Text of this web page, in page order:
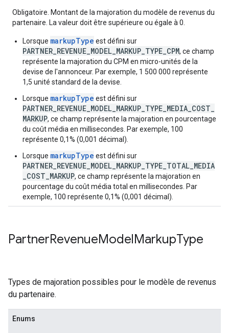
Obligatoire. Montant de la majoration du modèle de revenus du
partenaire. La valeur doit être supérieure ou égale à 0.
Lorsque markupType est défini sur
PARTNER_REVENUE_MODEL_MARKUP_TYPE_CPM, ce champ
représente la majoration du CPM en micro-unités de la
devise de l'annonceur. Par exemple, 1 500 000 représente
1,5 unité standard de la devise.
Lorsque markupType est défini sur
PARTNER_REVENUE_MODEL_MARKUP_TYPE_MEDIA_COST_
MARKUP, ce champ représente la majoration en pourcentage
du coût média en millisecondes. Par exemple, 100
représente 0,1% (0,001 décimal).
Lorsque markupType est défini sur
PARTNER_REVENUE_MODEL_MARKUP_TYPE_TOTAL_MEDIA
_COST_MARKUP, ce champ représente la majoration en
pourcentage du coût média total en millisecondes. Par
exemple, 100 représente 0,1% (0,001 décimal).
PartnerRevenueModelMarkupType
Types de majoration possibles pour le modèle de revenus
du partenaire.
Enums